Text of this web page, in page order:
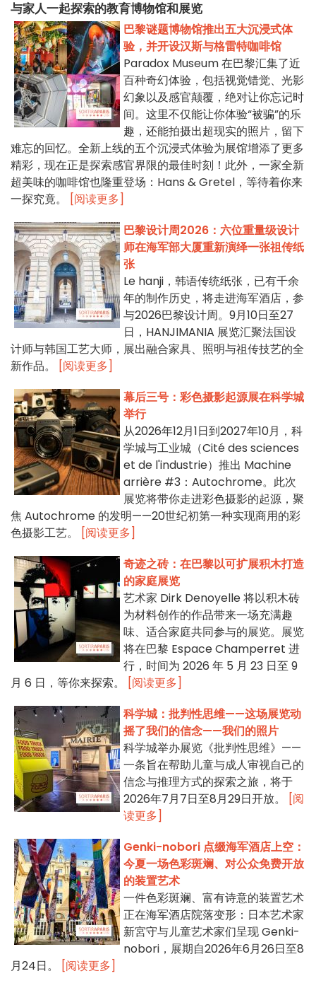
与家人一起探索的教育博物馆和展览
巴黎谜题博物馆推出五大沉浸式体
验，并开设汉斯与格雷特咖啡馆
Paradox Museum 在巴黎汇集了近
百种奇幻体验，包括视觉错觉、光影
幻象以及感官颠覆，绝对让你忘记时
间。这里不仅能让你体验“被骗”的乐
趣，还能拍摄出超现实的照片，留下
难忘的回忆。全新上线的五个沉浸式体验为展馆增添了更多
精彩，现在正是探索感官界限的最佳时刻！此外，一家全新
超美味的咖啡馆也隆重登场：Hans & Gretel，等待着你来
一探究竟。
[阅读更多]
巴黎设计周2026：六位重量级设计
师在海军部大厦重新演绎一张祖传纸
张
Le hanji，韩语传统纸张，已有千余
年的制作历史，将走进海军酒店，参
与2026巴黎设计周。9月10日至27
日，HANJIMANIA 展览汇聚法国设
计师与韩国工艺大师，展出融合家具、照明与祖传技艺的全
新作品。
[阅读更多]
幕后三号：彩色摄影起源展在科学城
举行
从2026年12月1日到2027年10月，科
学城与工业城（Cité des sciences
et de l'industrie）推出 Machine
arrière #3：Autochrome。此次
展览将带你走进彩色摄影的起源，聚
焦 Autochrome 的发明——20世纪初第一种实现商用的彩
色摄影工艺。
[阅读更多]
奇迹之砖：在巴黎以可扩展积木打造
的家庭展览
艺术家 Dirk Denoyelle 将以积木砖
为材料创作的作品带来一场充满趣
味、适合家庭共同参与的展览。展览
将在巴黎 Espace Champerret 进
行，时间为 2026 年 5 月 23 日至 9
月 6 日，等你来探索。
[阅读更多]
科学城：批判性思维——这场展览动
摇了我们的信念——我们的照片
科学城举办展览《批判性思维》——
一条旨在帮助儿童与成人审视自己的
信念与推理方式的探索之旅，将于
2026年7月7日至8月29日开放。
[阅
读更多]
Genki-nobori 点缀海军酒店上空：
今夏一场色彩斑斓、对公众免费开放
的装置艺术
一件色彩斑斓、富有诗意的装置艺术
正在海军酒店院落变形：日本艺术家
新宮守与儿童艺术家们呈现 Genki-
nobori，展期自2026年6月26日至8
月24日。
[阅读更多]